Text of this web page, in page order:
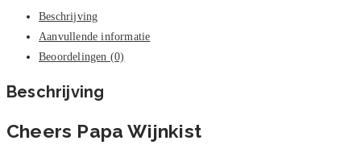
Beschrijving
Aanvullende informatie
Beoordelingen (0)
Beschrijving
Cheers Papa Wijnkist